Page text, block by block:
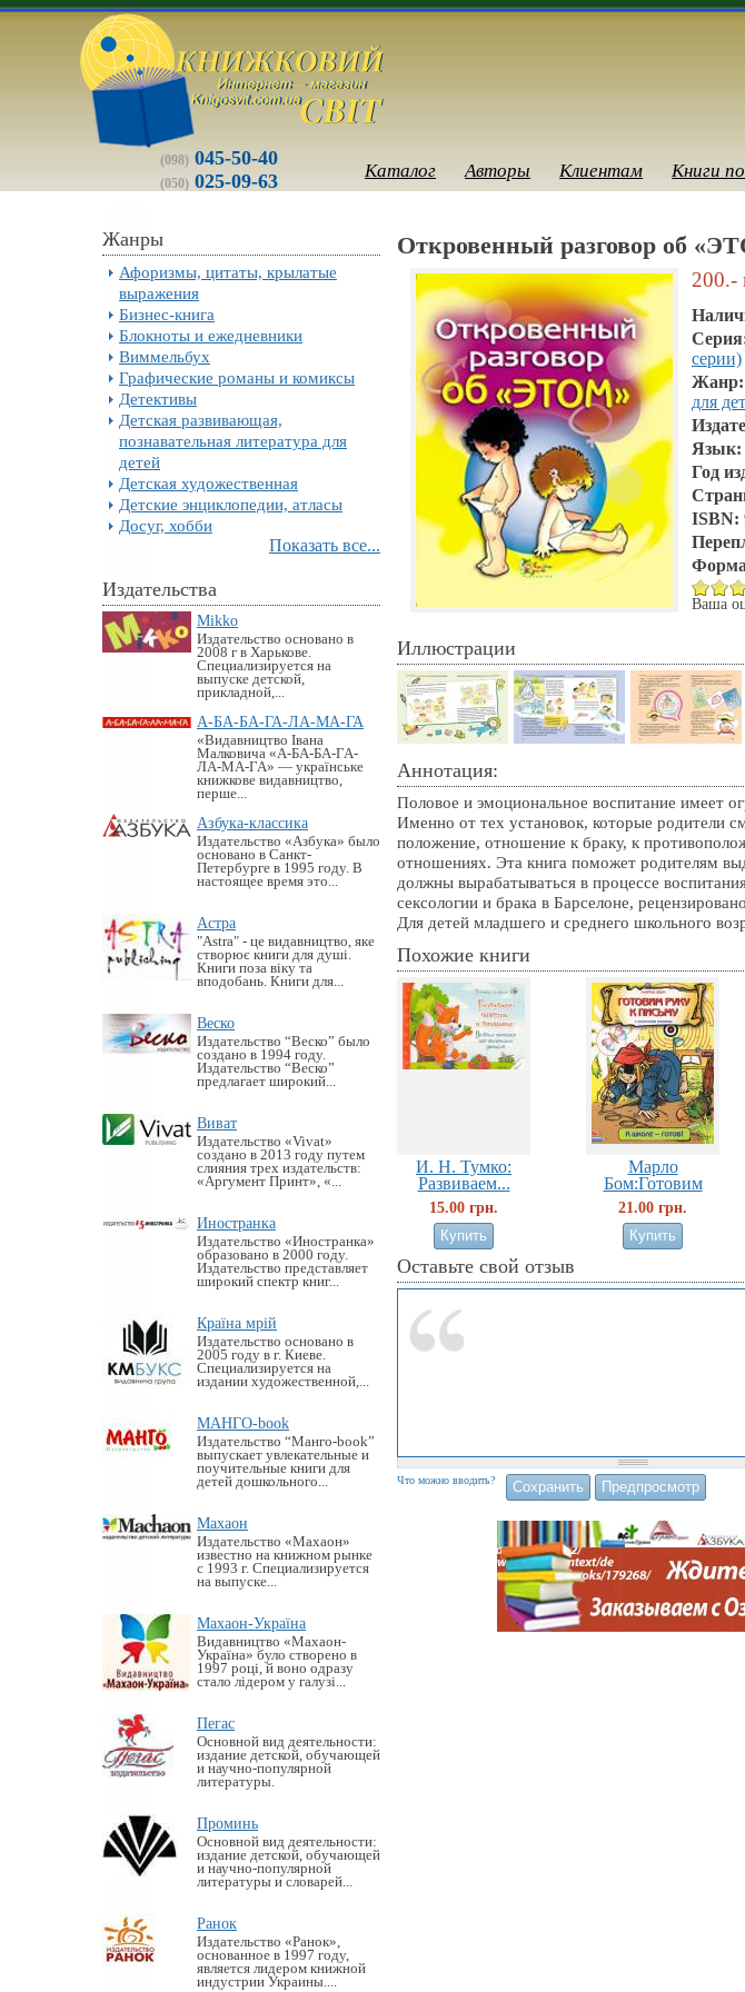
(098) 045-50-40
(050) 025-09-63 Каталог Авторы Клиентам Книги
Жанры
Афоризмы, цитаты, крылатые
выражения
Бизнес-книга
Блокноты и ежедневники
Виммельбух
Графические романы и комиксы
Детективы
Детская развивающая,
познавательная литература для
детей
Детская художественная
Детские энциклопедии, атласы
Досуг, хобби
Показать все...
Издательства
Mikko
Издательство основано в
2008 г в Харькове.
Специализируется на
выпуске детской,
прикладной,...
А-БА-БА-ГА-ЛА-МА-ГА
«Видавництво Івана
Малковича «А-БА-БА-ГА-
ЛА-МА-ГА» — українське
книжкове видавництво,
перше...
Азбука-классика
Издательство «Азбука» было
основано в Санкт-
Петербурге в 1995 году. В
настоящее время это...
Астра
"Astra" - це видавництво, яке
створює книги для душі.
Книги поза віку та
вподобань. Книги для...
Веско
Издательство “Веско” было
создано в 1994 году.
Издательство “Веско”
предлагает широкий...
Виват
Издательство «Vivat»
создано в 2013 году путем
слияния трех издательств:
«Аргумент Принт», «...
Иностранка
Издательство «Иностранка»
образовано в 2000 году.
Издательство представляет
широкий спектр книг...
Країна мрій
Издательство основано в
2005 году в г. Киеве.
Специализируется на
издании художественной,...
МАНГО-book
Издательство “Манго-book”
выпускает увлекательные и
поучительные книги для
детей дошкольного...
Махаон
Издательство «Махаон»
известно на книжном рынке
с 1993 г. Специализируется
на выпуске...
Махаон-Україна
Видавництво «Махаон-
Україна» було створено в
1997 році, й воно одразу
стало лідером у галузі...
Пегас
Основной вид деятельности:
издание детской, обучающей
и научно-популярной
литературы.
Проминь
Основной вид деятельности:
издание детской, обучающей
и научно-популярной
литературы и словарей...
Ранок
Издательство «Ранок»,
основанное в 1997 году,
является лидером книжной
индустрии Украины....
Откровенный разговор об
200.-
серии)
Жанр:
для
Язык:
Год
ISBN:
Ваша
Иллюстрации
Аннотация:
Половое и эмоциональное воспитание имеет
Именно от тех установок, которые родители
положение, отношение к браку, к
отношениях. Эта книга поможет родителям
должны вырабатываться в процессе
сексологии и брака в Барселоне,
Для детей младшего и среднего школьного
Похожие книги
И. Н. Тумко:
Развиваем...
15.00 грн.
Марло
Бом:Готовим
руку к...
21.00 грн.
Оставьте свой отзыв
Что можно вводить?